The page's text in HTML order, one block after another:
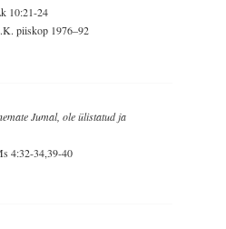
10:21-24
piiskop 1976–92
Jumal, ole ülistatud ja
4:32-34,39-40